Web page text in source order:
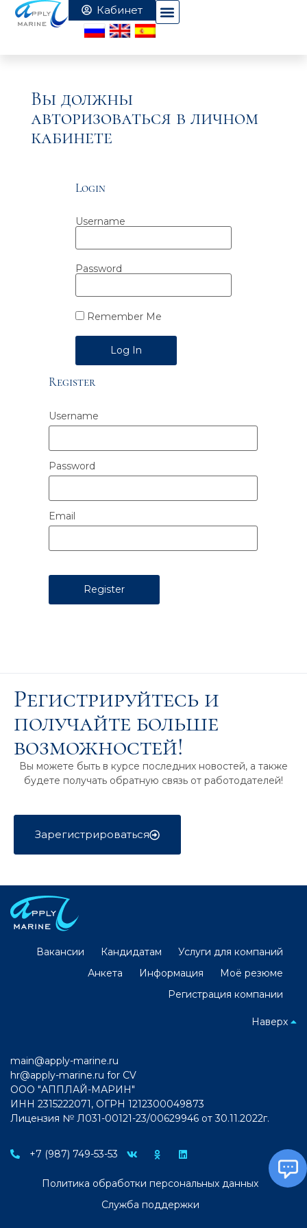
Вы должны
авторизоваться в личном
кабинете
Login
Username
Password
Remember Me
Alternative:
Register
Username
Password
Email
Регистрируйтесь и
получайте больше
возможностей!
Вы можете быть в курсе последних новостей, а также
будете получать обратную связь от работодателей!
Зарегистрироваться
Вакансии Кандидатам
Услуги для компаний
Анкета
Информация
Моё резюме
Регистрация компании
Наверх
main@apply-marine.ru
hr@apply-marine.ru for CV
ООО "АППЛАЙ-МАРИН"
ИНН 2315222071, ОГРН 1212300049873
Лицензия № Л031-00121-23/00629946 от 30.11.2022г.
+7 (987) 749-53-53
Политика обработки персональных данных
Служба поддержки